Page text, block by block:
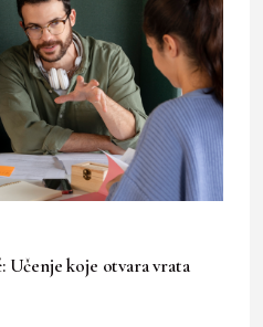
Učenje koje otvara vrata